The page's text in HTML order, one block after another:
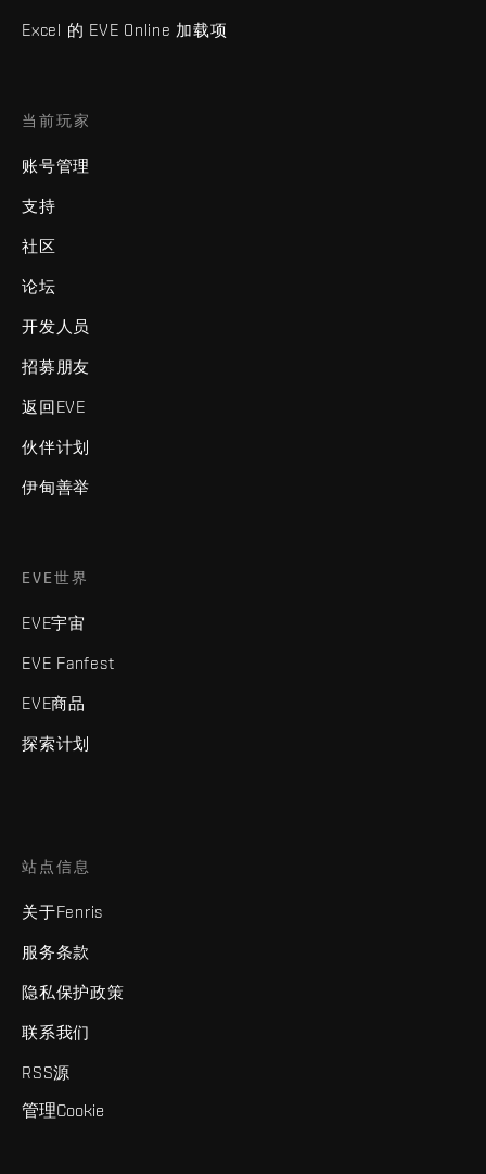
Excel 的 EVE Online 加载项
当前玩家
账号管理
支持
社区
论坛
开发人员
招募朋友
返回EVE
伙伴计划
伊甸善举
EVE世界
EVE宇宙
EVE Fanfest
EVE商品
探索计划
站点信息
关于Fenris
服务条款
隐私保护政策
联系我们
RSS源
管理Cookie